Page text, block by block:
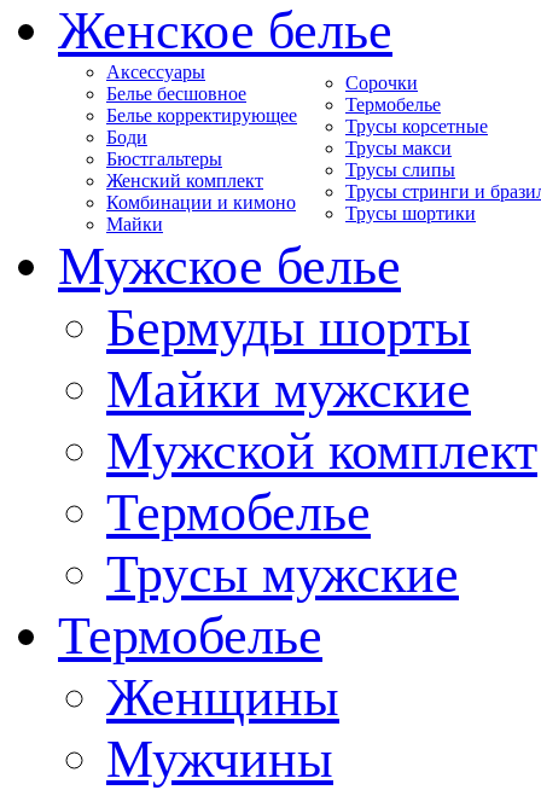
Женское белье
Аксессуары
Белье бесшовное
Белье корректирующее
Боди
Бюстгальтеры
Женский комплект
Комбинации и кимоно
Майки
Сорочки
Термобелье
Трусы корсетные
Трусы макси
Трусы слипы
Трусы стринги и
Трусы шортики
Мужское белье
Бермуды шорты
Майки мужские
Мужской комплект
Термобелье
Трусы мужские
Термобелье
Женщины
Мужчины